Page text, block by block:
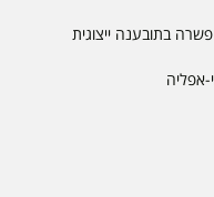
בתובענה ייצוגית
אפליה